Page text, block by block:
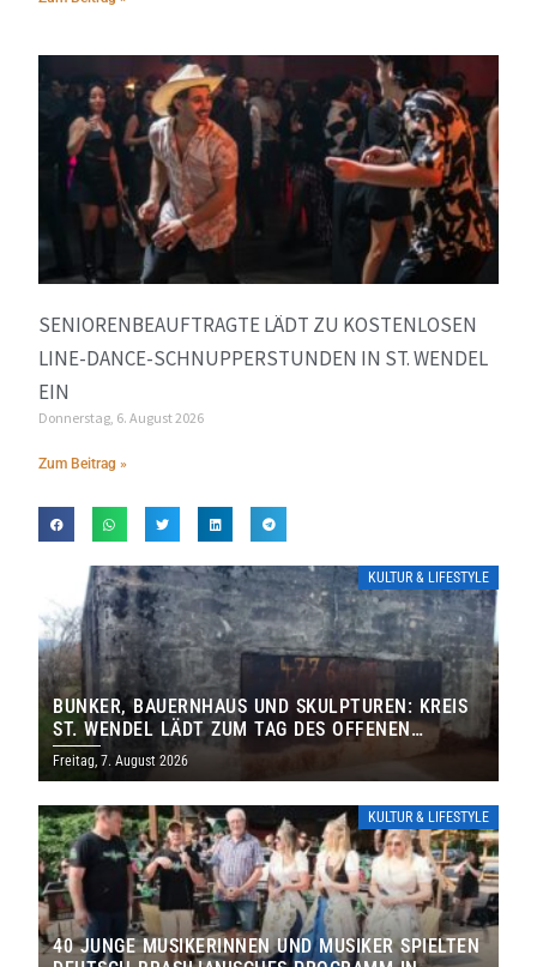
SENIORENBEAUFTRAGTE LÄDT ZU KOSTENLOSEN
LINE-DANCE-SCHNUPPERSTUNDEN IN ST. WENDEL
EIN
Donnerstag, 6. August 2026
Zum Beitrag »
KULTUR & LIFESTYLE
BUNKER, BAUERNHAUS UND SKULPTUREN: KREIS
ST. WENDEL LÄDT ZUM TAG DES OFFENEN
DENKMALS EIN
Freitag, 7. August 2026
KULTUR & LIFESTYLE
40 JUNGE MUSIKERINNEN UND MUSIKER SPIELTEN